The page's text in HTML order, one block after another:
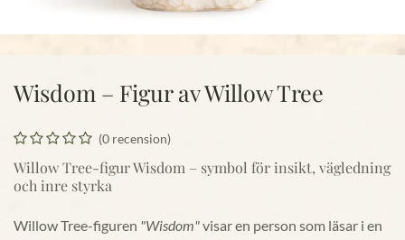
Wisdom – Figur av Willow Tree
(0 recension)
Willow Tree-figur Wisdom – symbol för insikt, vägledning
och inre styrka
Willow Tree-figuren "Wisdom"visar en person som läsar i en